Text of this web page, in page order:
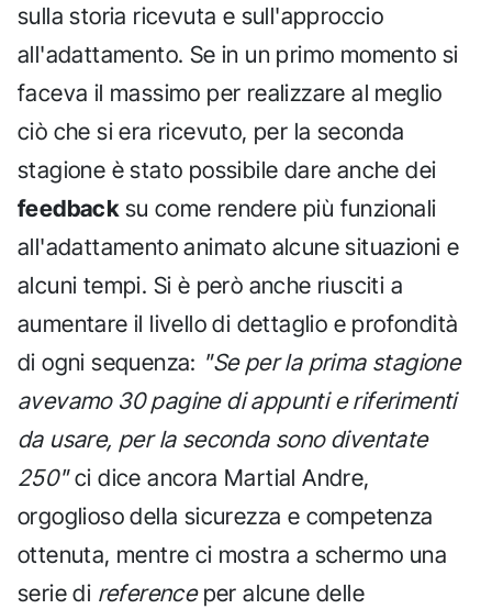
sulla storia ricevuta e sull'approccio
all'adattamento. Se in un primo momento si
faceva il massimo per realizzare al meglio
ciò che si era ricevuto, per la seconda
stagione è stato possibile dare anche dei
feedbacksu come rendere più funzionali
all'adattamento animato alcune situazioni e
alcuni tempi. Si è però anche riusciti a
aumentare il livello di dettaglio e profondità
di ogni sequenza: "Se per la prima stagione
avevamo 30 pagine di appunti e riferimenti
da usare, per la seconda sono diventate
250"ci dice ancora Martial Andre,
orgoglioso della sicurezza e competenza
ottenuta, mentre ci mostra a schermo una
serie di referenceper alcune delle